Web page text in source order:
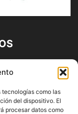
tecnologías como las
del dispositivo. El
procesar datos como
Propiedad de
95 | Noticias de